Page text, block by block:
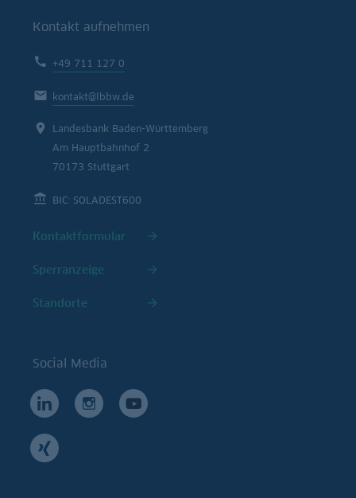
Kontakt aufnehmen
+49 711 127 0
kontakt@lbbw.de
Landesbank Baden-Württemberg
Am Hauptbahnhof 2
70173 Stuttgart
BIC: SOLADEST600
Kontaktformular
Sperranzeige
Standorte
Social Media